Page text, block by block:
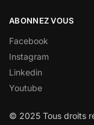
ABONNEZ VOUS
Facebook
Instagram
Linkedin
Youtube
© 2025 Tous droits